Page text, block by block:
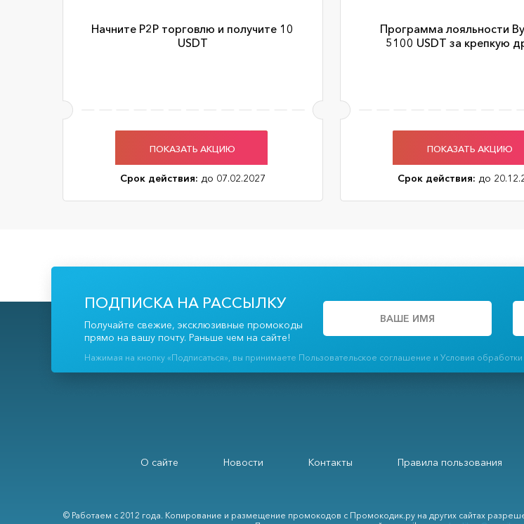
Начните P2P торговлю и получите 10
USDT
ПОКАЗАТЬ АКЦИЮ
Срок действия: до 07.02.2027
Программа лояльности
5100 USDT за крепкую
ПОКАЗАТЬ АКЦИЮ
Срок действия: до
ПОДПИСКА НА РАССЫЛКУ
Получайте свежие, эксклюзивные промокоды
прямо на вашу почту. Раньше чем на сайте!
Нажимая на кнопку «Подписаться», вы принимаете Пользовательское соглашение и Условия
О сайте Новости Контакты Правила пользования
© Работаем с 2012 года. Копирование и размещение промокодов с Промокодик.ру на других сайтах